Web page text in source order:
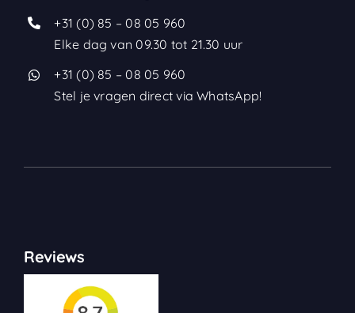
+31 (0) 85 – 08 05 960
Elke dag van 09.30 tot 21.30 uur
+31 (0) 85 – 08 05 960
Stel je vragen direct via WhatsApp!
Reviews